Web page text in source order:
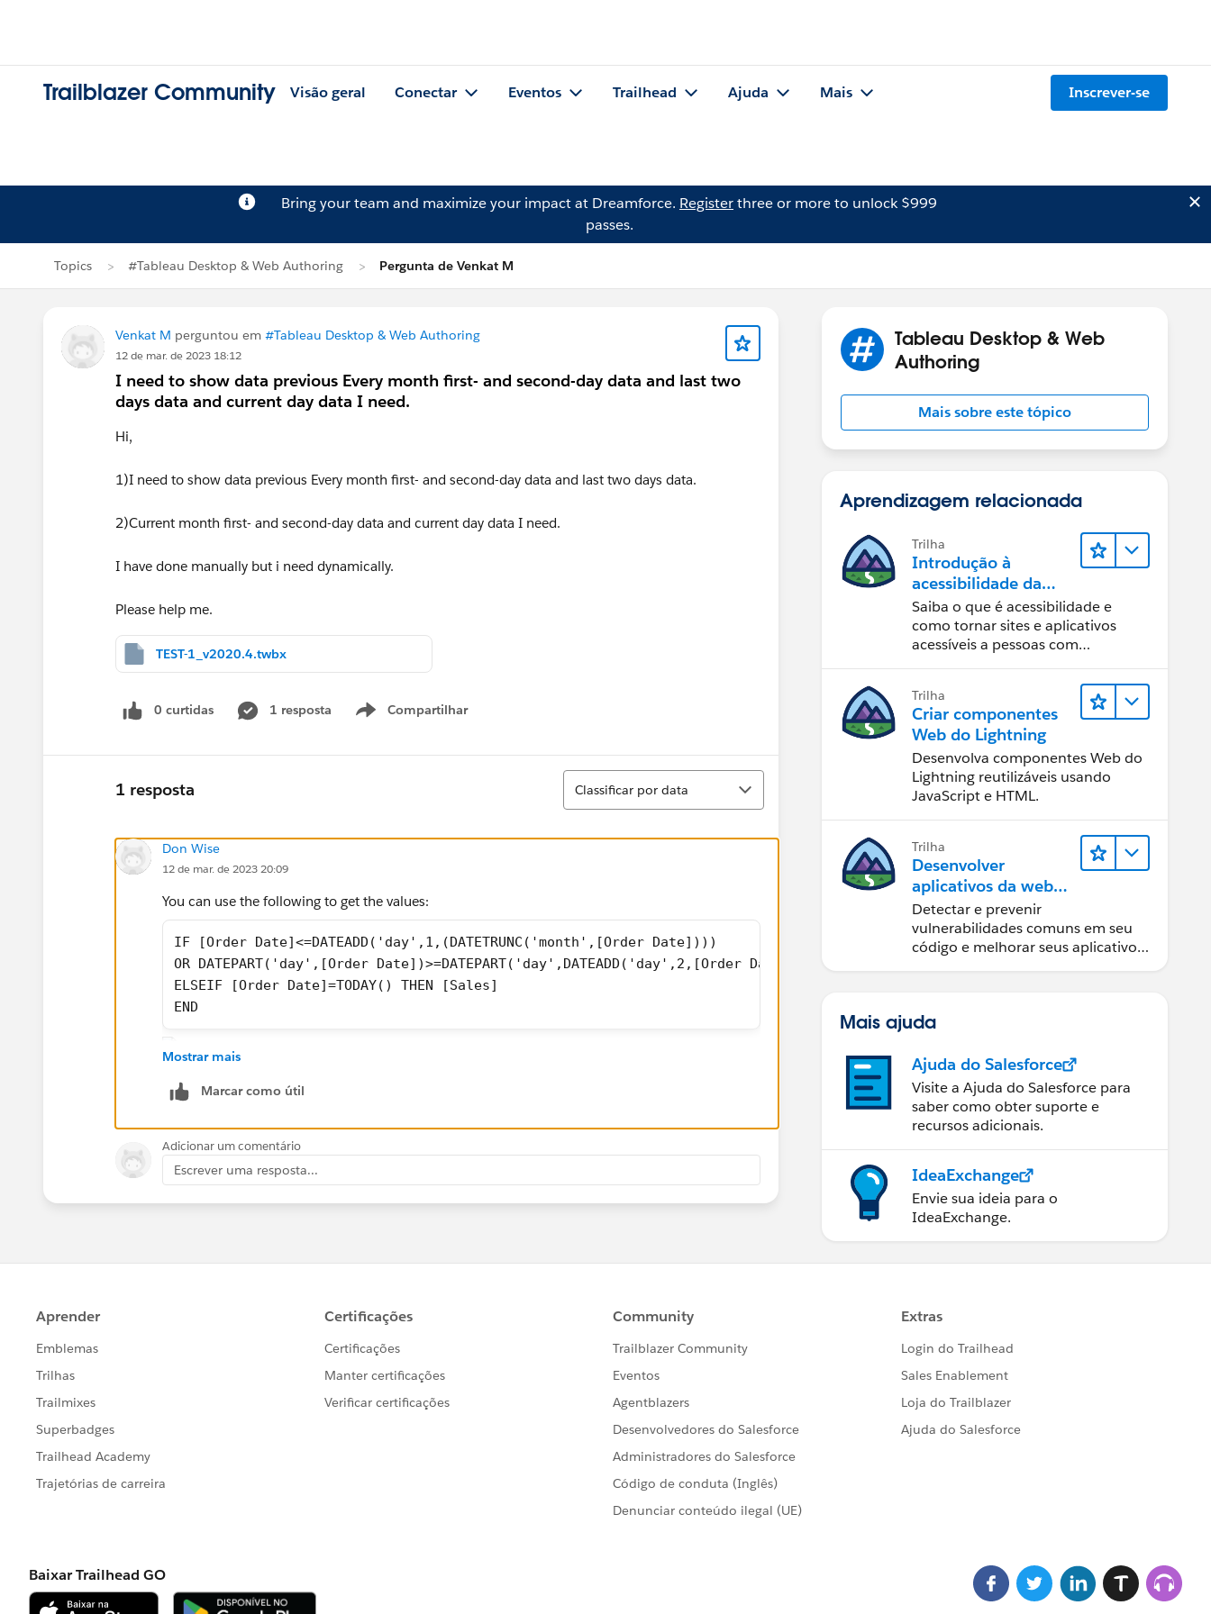
Trailblazer Community Visão geral Conectar Eventos Trailhead Ajuda Mais Inscrever-se
Bring your team and maximize your impact at Dreamforce. Registerthree or more to unlock $999
passes.
Topics #Tableau Desktop & Web Authoring Pergunta de Venkat M
Venkat M perguntou em #Tableau Desktop & Web Authoring
12 de mar. de 2023 18:12
I need to show data previous Every month first- and second-day data and last two
days data and current day data I need.
Hi,
1)I need to show data previous Every month first- and second-day data and last two days data.
2)Current month first- and second-day data and current day data I need.
I have done manually but i need dynamically.
Please help me.
TEST-1_v2020.4.twbx
0 curtidas 1 resposta Compartilhar
Show menu
1 resposta
Classificar
Classificar por data
Don Wise
12 de mar. de 2023 20:09
You can use the following to get the values:
IF [Order Date]<=DATEADD('day',1,(DATETRUNC('month',[Order Date])))
OR DATEPART('day',[Order Date])>=DATEPART('day',DATEADD('day',2,[Order Date])) THEN [Sales]
ELSEIF [Order Date]=TODAY() THEN [Sales]
END
Filters Card:
[Order Date]<=DATEADD('day',1,(DATETRUNC('month',[Order Date])))
OR DATEPART('day',[Order Date])>=DATEPART('day',DATEADD('day',2,[Order Date]))
Set to TRUE:
Mostrar mais
Marcar como útil
Adicionar um comentário
Escrever uma resposta...
Tableau Desktop & Web
Authoring
Mais sobre este tópico
Aprendizagem relacionada
Trilha
Introdução à
acessibilidade da
Web
Saiba o que é acessibilidade e
como tornar sites e aplicativos
acessíveis a pessoas com
Trilha
Criar componentes
Web do Lightning
Desenvolva componentes Web do
Lightning reutilizáveis usando
JavaScript e HTML.
Trilha
Desenvolver
aplicativos da web
seguros
Detectar e prevenir
vulnerabilidades comuns em seu
código e melhorar seus aplicativos
Mais ajuda
Ajuda do Salesforce
Visite a Ajuda do Salesforce para
saber como obter suporte e
recursos adicionais.
IdeaExchange
Envie sua ideia para o
IdeaExchange.